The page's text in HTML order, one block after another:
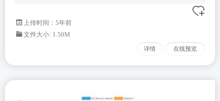
上传时间：5年前
文件大小: 1.50M
详情 在线预览